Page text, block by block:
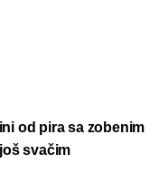
od pira sa zobenim
svačim